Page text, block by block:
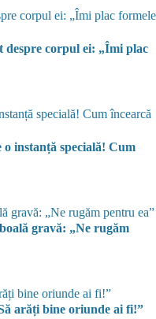
despre corpul ei: „Îmi plac
instanță specială! Cum
gravă: „Ne rugăm
arăți bine oriunde ai fi!”